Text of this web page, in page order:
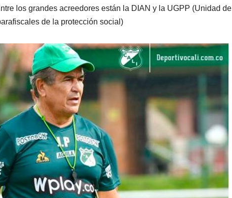
los grandes acreedores están la DIAN y la UGPP (Unidad de
de la protección social)